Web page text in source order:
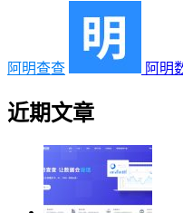
阿明查查 阿明
近期文章